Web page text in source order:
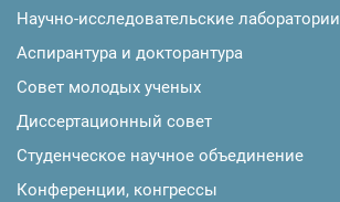
Научно-исследовательские лаборатории
Аспирантура и докторантура
Совет молодых ученых
Диссертационный совет
Студенческое научное объединение
Конференции, конгрессы